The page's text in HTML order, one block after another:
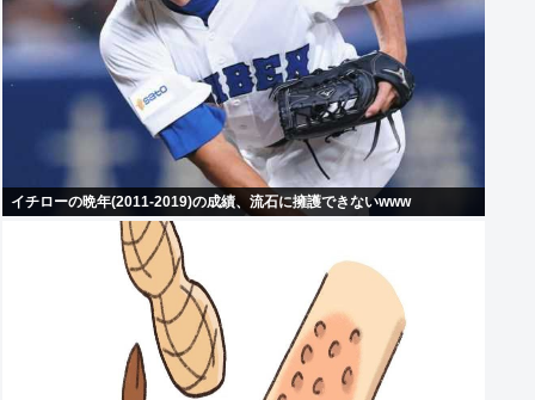
イチローの晩年(2011-2019)の成績、流石に擁護できないwww